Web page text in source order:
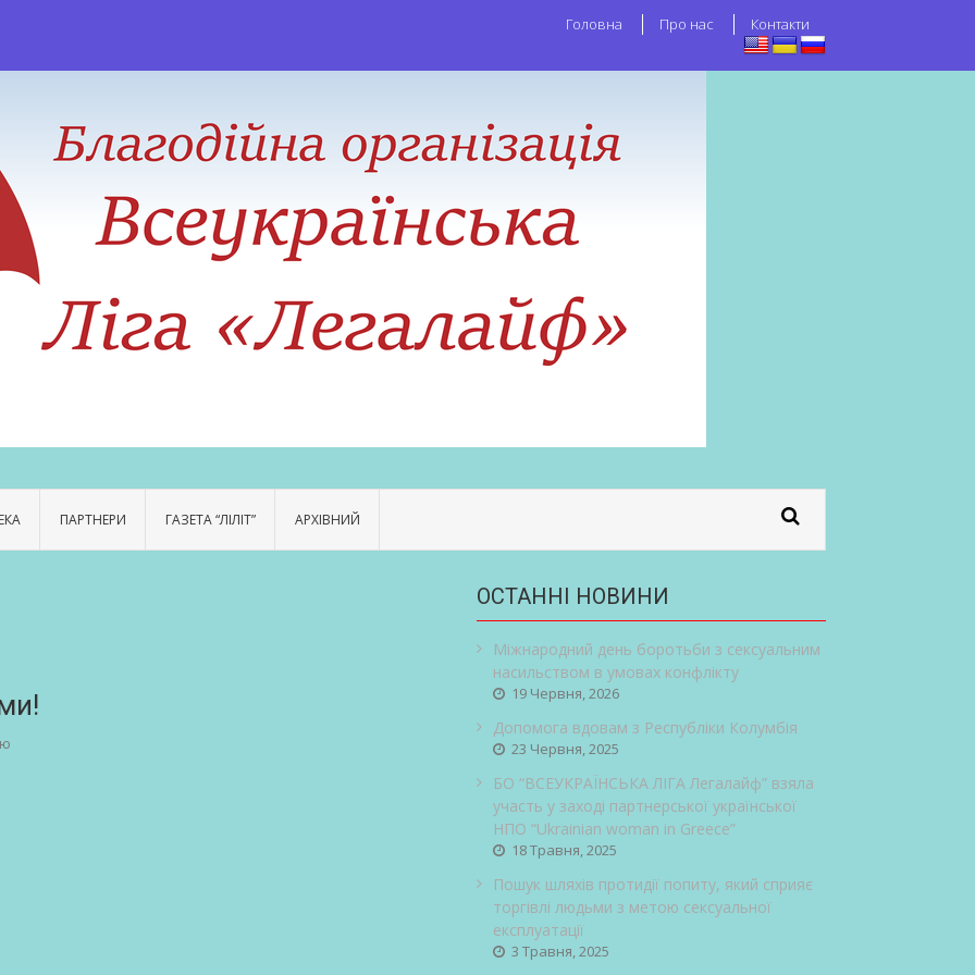
Головна Про нас Контакти
ПАРТНЕРИ ГАЗЕТА “ЛІЛІТ” АРХІВНИЙ
ОСТАННІ НОВИНИ
Міжнародний день боротьби з сексуальним
насильством в умовах конфлікту
19 Червня, 2026
Допомога вдовам з Республіки Колумбія
23 Червня, 2025
БО “ВСЕУКРАЇНСЬКА ЛІГА Легалайф” взяла
участь у заході партнерської української
НПО “Ukrainian woman in Greece”
18 Травня, 2025
Пошук шляхів протидії попиту, який сприяє
торгівлі людьми з метою сексуальної
експлуатації
3 Травня, 2025